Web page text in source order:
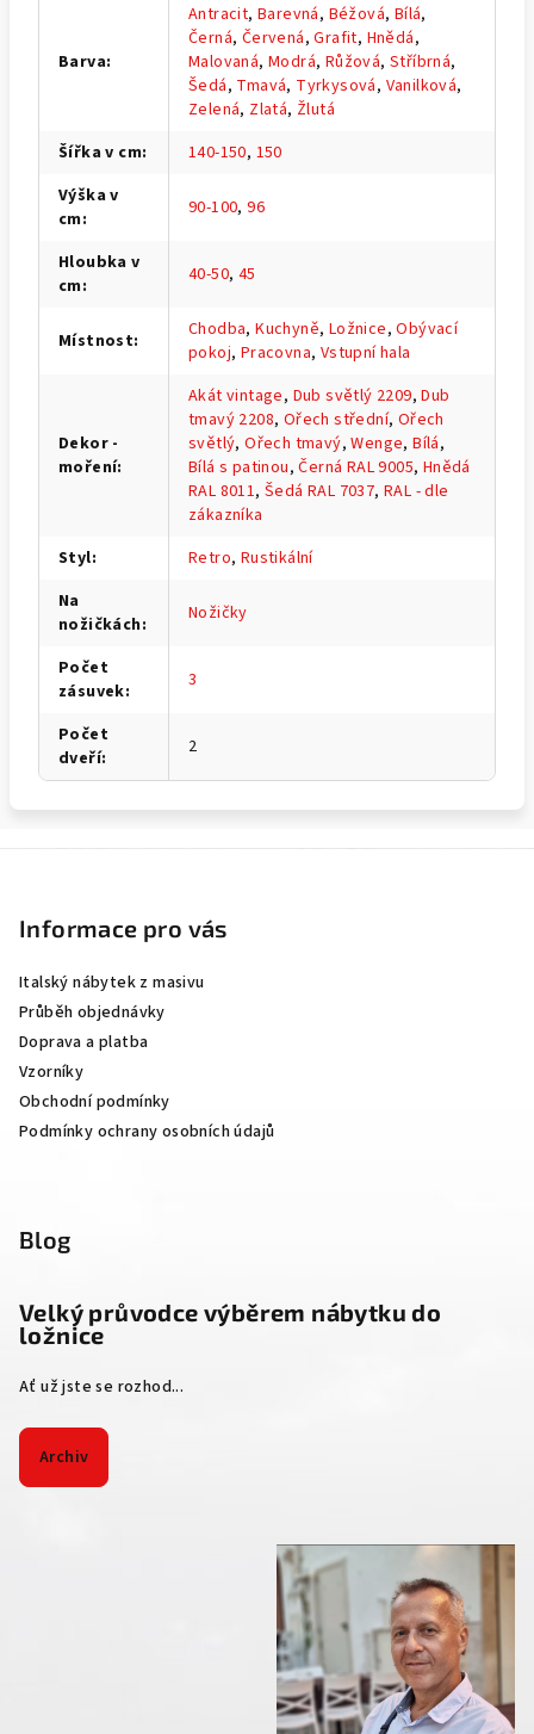
Barva:
Antracit,Barevná, Béžová, Bílá,
Černá, Červená,Grafit, Hnědá,
Malovaná,Modrá, Růžová,Stříbrná,
Šedá, Tmavá, Tyrkysová, Vanilková,
Zelená, Zlatá, Žlutá
Šířka v cm: 140-150, 150
Výška v
cm: 90-100,96
Hloubka v
cm: 40-50, 45
Místnost: Chodba,Kuchyně, Ložnice,Obývací
pokoj, Pracovna, Vstupní hala
Dekor -
moření:
Akát vintage, Dub světlý 2209,Dub
tmavý 2208, Ořech střední, Ořech
světlý,Ořech tmavý,Wenge,Bílá,
Bílá s patinou,Černá RAL 9005, Hnědá
RAL 8011,Šedá RAL 7037,RAL - dle
zákazníka
Styl: Retro, Rustikální
Na
nožičkách: Nožičky
Počet
zásuvek: 3
Počet
dveří: 2
Informace pro vás
Italský nábytek z masivu
Průběh objednávky
Doprava a platba
Vzorníky
Obchodní podmínky
Podmínky ochrany osobních údajů
Blog
Velký průvodce výběrem nábytku do
ložnice
Ať už jste se rozhod...
Archiv